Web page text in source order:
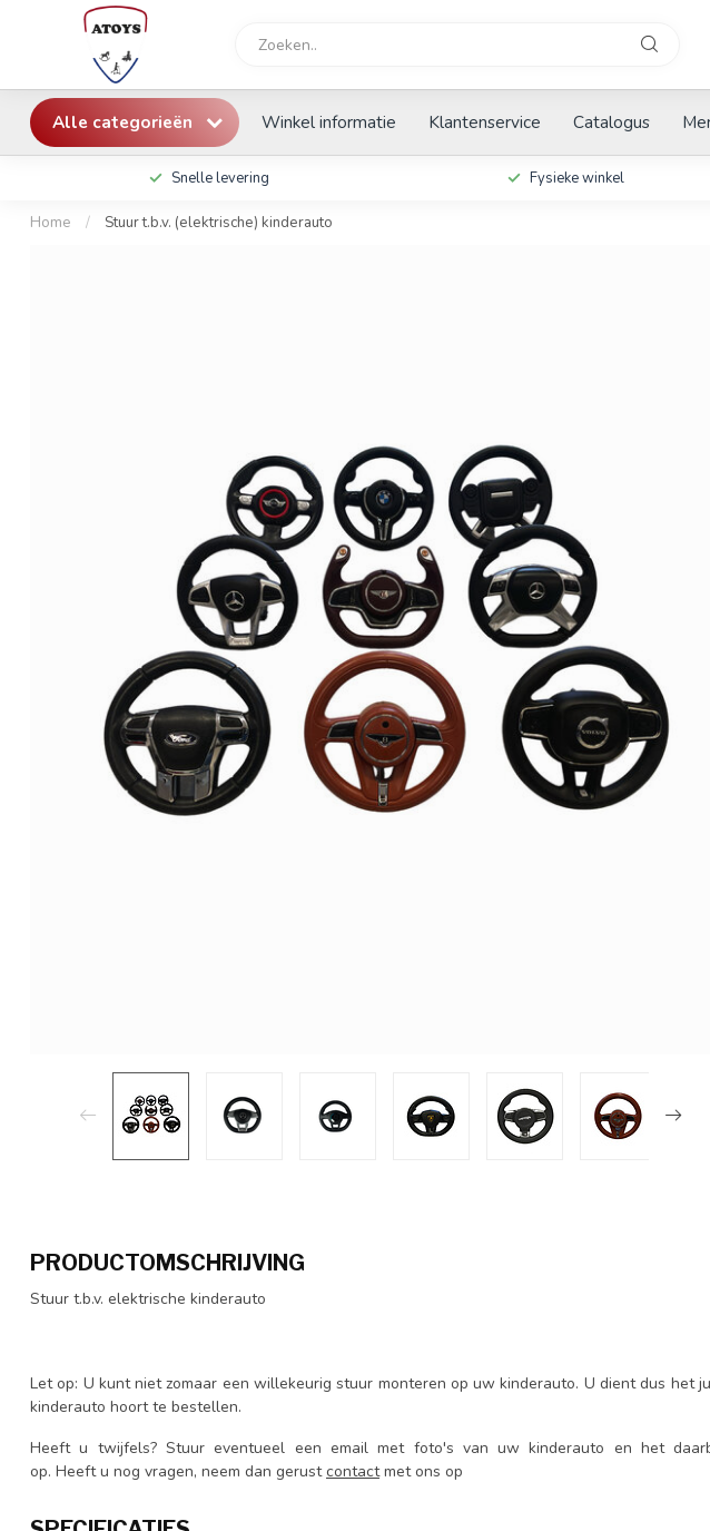
Alle categorieën Winkel informatie Klantenservice Catalogus
Snelle levering Fysieke winkel
Home / Stuur t.b.v. (elektrische) kinderauto
PRODUCTOMSCHRIJVING
Stuur t.b.v. elektrische kinderauto
Let op: U kunt niet zomaar een willekeurig stuur monteren op uw kinderauto. U dient dus het
kinderauto hoort te bestellen.
Heeft u twijfels? Stuur eventueel een email met foto's van uw kinderauto en het
op. Heeft u nog vragen, neem dan gerustcontactmet ons op